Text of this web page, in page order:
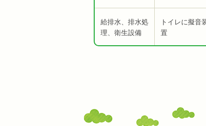
給排水、排水処
理、衛生設備
トイレに擬音
置